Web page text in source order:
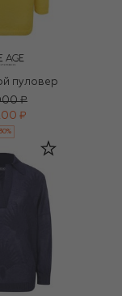
пуловер
₽
₽
30%